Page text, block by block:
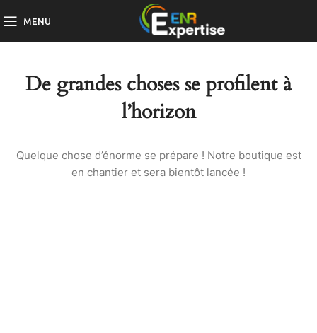
MENU
De grandes choses se profilent à
l’horizon
Quelque chose d’énorme se prépare ! Notre boutique est
en chantier et sera bientôt lancée !